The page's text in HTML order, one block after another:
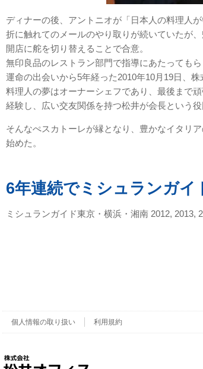
ディナーの後、アントニオが「日本人の料理人
折に触れてのメールのやり取りが続いていたが
開店に舵を切り替えることで合意。
無印良品のレストラン部門で指導にあたっても
運命の出会いから5年経った2010年10月19日、
料理人の夢はオーナーシェフであり、最後まで
経験し、広い交友関係を持つ松井が会長という
そんなぺスカトーレが縁となり、豊かなイタリ
始めた。
6年連続でミシュランガイ
ミシュランガイド東京・横浜・湘南 2012, 2013,
個人情報の取り扱い 利用規約